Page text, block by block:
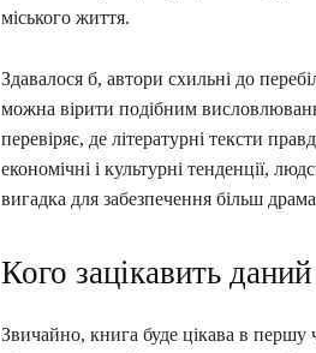
міського життя.
Здавалося б, автори схильні до
можна вірити подібним
перевіряє, де літературні тексти
економічні і культурні тенденції,
вигадка для забезпечення більш
Кого зацікавить
Звичайно, книга буде цікава в першу